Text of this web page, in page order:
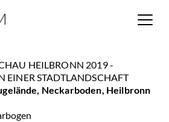
HEILBRONN 2019 -
EINER STADTLANDSCHAFT
Neckarboden, Heilbronn